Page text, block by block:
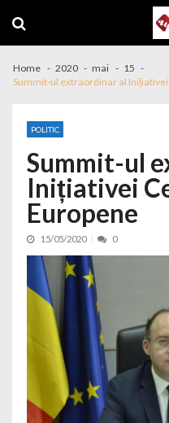
Home 2020 mai
15
Summit-ul extraordinar al
POLITIC
Summit-ul
Inițiativei
Europene
15/05/2020 0